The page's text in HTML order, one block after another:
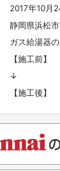
2017年10月
静岡県浜松
ガス給湯器
【施工前
↓
【施工後